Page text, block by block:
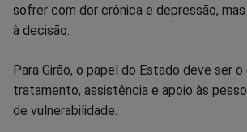
sofrer com dor crônica e depressão,
à decisão.
Para Girão, o papel do Estado deve ser
tratamento, assistência e apoio às
de vulnerabilidade.